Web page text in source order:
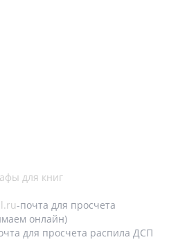
для книг
-почта для просчета
онлайн)
для просчета распила ДСП